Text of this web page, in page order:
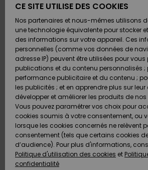
Chaussures
& Tongs
Surf
Snow
Nouveautés
Chaussures
& Tongs
Surf
Snow
Nouveautés
FEMME
A
Découvrir
Snow
SURF
Surf
Shop
Enfant
Highlights
Communauté
SNOW
Snow
Shop
Enfant
Snow
Shop
Femme
A
Découvrir
Communauté
OUTLET
Enfant
Outlet
Femme
AIDE &
CONTACT
Retours
Paiement
Carte
Cadeau
Quiksilver
Freedom
Protection
des
MAGASINS
CE SITE UTILISE DES COOKIES
Nos partenaires et nous-mêmes utilisons
une technologie équivalente pour stocker
des informations sur votre appareil. Ces
personnelles (comme vos données de
adresse IP) peuvent être utilisées pour vous
publications et du contenu personnalisés ;
performance publicitaire et du contenu ;
les publicités ; et en apprendre plus sur
développer et améliorer les produits de
Vous pouvez paramétrer vos choix pour
cookies soumis à votre consentement, ou
lorsque les cookies concernés ne relèvent
consentement (tels que certains cookies
d’audience). Pour plus d'informations,
Politique d'utilisation des cookies et
confidentialité